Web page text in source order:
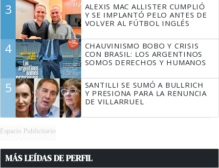
3
ALEXIS MAC ALLISTER CUMPLIÓ
Y SE IMPLANTÓ PELO ANTES DE
VOLVER AL FÚTBOL INGLÉS
4
CHAUVINISMO BOBO Y CRISIS
CON BRASIL: LOS ARGENTINOS
SOMOS DERECHOS Y HUMANOS
5
SANTILLI SE SUMÓ A BULLRICH
Y PRESIONA PARA LA RENUNCIA
DE VILLARRUEL
Espacio Publicitario
MÁS LEÍDAS DE PERFIL